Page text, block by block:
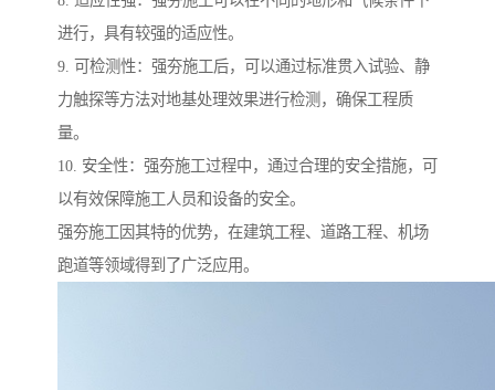
进行，具有较强的适应性。
9. 可检测性：强夯施工后，可以通过标准贯入试验、静
力触探等方法对地基处理效果进行检测，确保工程质
量。
10. 安全性：强夯施工过程中，通过合理的安全措施，可
以有效保障施工人员和设备的安全。
强夯施工因其特的优势，在建筑工程、道路工程、机场
跑道等领域得到了广泛应用。